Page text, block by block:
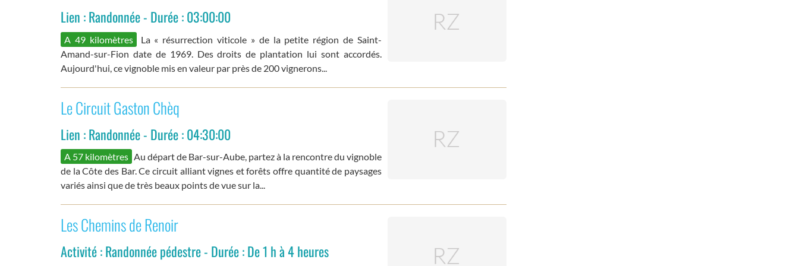
Lien : Randonnée - Durée : 03:00:00
A 49 kilomètres
La « résurrection viticole » de la petite région de Saint-
Amand-sur-Fion date de 1969. Des droits de plantation lui sont accordés.
Aujourd'hui, ce vignoble mis en valeur par près de 200 vignerons...
Le Circuit Gaston Chèq
Lien : Randonnée - Durée : 04:30:00
A 57 kilomètres Au départ de Bar-sur-Aube, partez à la rencontre du vignoble
de la Côte des Bar. Ce circuit alliant vignes et forêts offre quantité de paysages
variés ainsi que de très beaux points de vue sur la...
Les Chemins de Renoir
Activité : Randonnée pédestre - Durée : De 1 h à 4 heures